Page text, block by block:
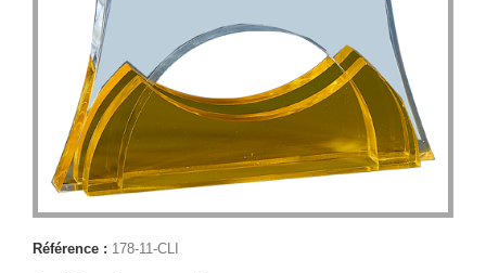
Référence : 178-11-CLI